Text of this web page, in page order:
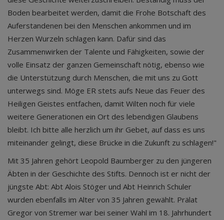
Boden bearbeitet werden, damit die Frohe Botschaft des
Auferstandenen bei den Menschen ankommen und im
Herzen Wurzeln schlagen kann. Dafür sind das
Zusammenwirken der Talente und Fähigkeiten, sowie der
volle Einsatz der ganzen Gemeinschaft nötig, ebenso wie
die Unterstützung durch Menschen, die mit uns zu Gott
unterwegs sind. Möge ER stets aufs Neue das Feuer des
Heiligen Geistes entfachen, damit Wilten noch für viele
weitere Generationen ein Ort des lebendigen Glaubens
bleibt. Ich bitte alle herzlich um ihr Gebet, auf dass es uns
miteinander gelingt, diese Brücke in die Zukunft zu schlagen!"
Mit 35 Jahren gehört Leopold Baumberger zu den jüngeren
Äbten in der Geschichte des Stifts. Dennoch ist er nicht der
jüngste Abt: Abt Alois Stöger und Abt Heinrich Schuler
wurden ebenfalls im Alter von 35 Jahren gewählt. Prälat
Gregor von Stremer war bei seiner Wahl im 18. Jahrhundert